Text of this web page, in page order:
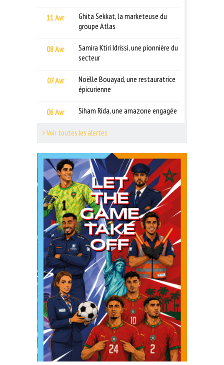
11 Avr
Ghita Sekkat, la marketeuse du
groupe Atlas
08 Avr
Samira Ktiri Idrissi, une pionnière du
secteur
07 Avr
Noëlle Bouayad, une restauratrice
épicurienne
06 Avr Siham Rida, une amazone engagée
> Voir toutes les alertes